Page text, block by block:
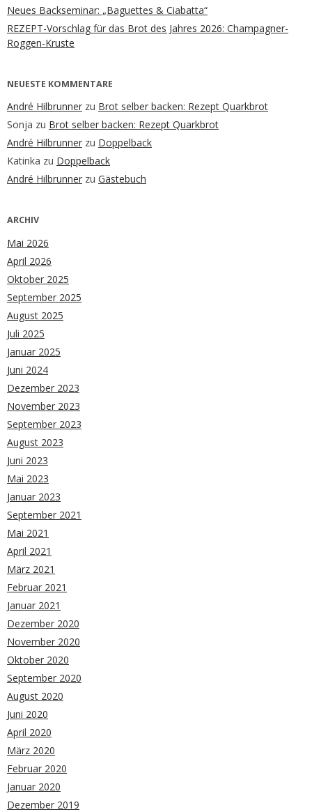
Neues Backseminar: „Baguettes & Ciabatta“
REZEPT-Vorschlag für das Brot des Jahres 2026: Champagner-
Roggen-Kruste
NEUESTE KOMMENTARE
André Hilbrunner zu Brot selber backen: Rezept Quarkbrot
Sonja zu Brot selber backen: Rezept Quarkbrot
André Hilbrunner zu Doppelback
Katinka zu Doppelback
André Hilbrunner zu Gästebuch
ARCHIV
Mai 2026
April 2026
Oktober 2025
September 2025
August 2025
Juli 2025
Januar 2025
Juni 2024
Dezember 2023
November 2023
September 2023
August 2023
Juni 2023
Mai 2023
Januar 2023
September 2021
Mai 2021
April 2021
März 2021
Februar 2021
Januar 2021
Dezember 2020
November 2020
Oktober 2020
September 2020
August 2020
Juni 2020
April 2020
März 2020
Februar 2020
Januar 2020
Dezember 2019